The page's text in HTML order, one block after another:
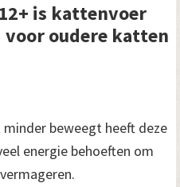
is kattenvoer
oudere katten
beweegt heeft deze
energie behoeften om